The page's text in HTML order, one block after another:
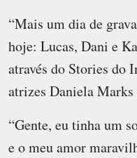
“Mais um dia de
hoje: Lucas, Dani e
através do Stories do
atrizes Daniela
“Gente, eu tinha um
e o meu amor